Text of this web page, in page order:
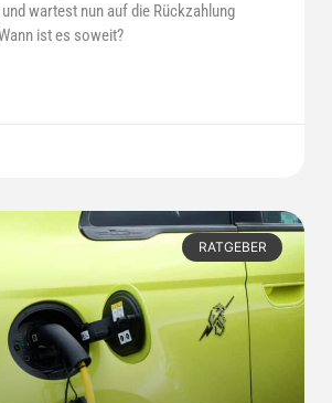
wartest nun auf die Rückzahlung
ist es soweit?
RATGEBER